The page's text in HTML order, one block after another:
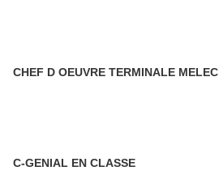
CHEF D OEUVRE TERMINALE MELEC
C-GENIAL EN CLASSE